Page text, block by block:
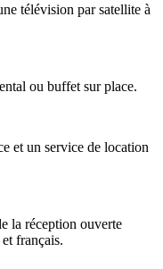
télévision par satellite à
ou buffet sur place.
et un service de location
la réception ouverte
français.